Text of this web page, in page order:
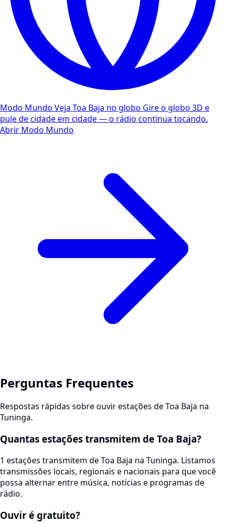
Modo Mundo Veja Toa Baja no globo Gire o globo 3D e
pule de cidade em cidade — o rádio continua tocando.
Abrir Modo Mundo
Perguntas Frequentes
Respostas rápidas sobre ouvir estações de Toa Baja na
Tuninga.
Quantas estações transmitem de Toa Baja?
1 estações transmitem de Toa Baja na Tuninga. Listamos
transmissões locais, regionais e nacionais para que você
possa alternar entre música, notícias e programas de
rádio.
Ouvir é gratuito?